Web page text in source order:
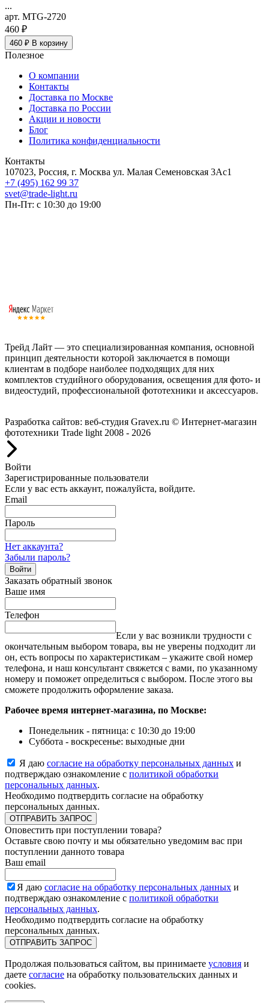
...
арт. MTG-2720
460 ₽
460 ₽ В корзину
Полезное
О компании
Контакты
Доставка по Москве
Доставка по России
Акции и новости
Блог
Политика конфиденциальности
Контакты
107023, Россия, г. Москва ул. Малая Семеновская 3Ас1
+7 (495) 162 99 37
svet@trade-light.ru
Пн-Пт: с 10:30 до 19:00
Трейд Лайт — это специализированная компания, основной
принцип деятельности которой заключается в помощи
клиентам в подборе наиболее подходящих для них
комплектов студийного оборудования, освещения для фото- и
видеостудий, профессиональной фототехники и аксессуаров.
Разработка сайтов: веб-студия Gravex.ru © Интернет-магазин
фототехники Trade light 2008 - 2026
Войти
Зарегистрированные пользователи
Если у вас есть аккаунт, пожалуйста, войдите.
Email
Пароль
Нет аккаунта?
Забыли пароль?
Войти
Заказать обратный звонок
Ваше имя
Телефон
Если у вас возникли трудности с
окончательным выбором товара, вы не уверены подходит ли
он, есть вопросы по характеристикам – укажите свой номер
телефона, и наш консультант свяжется с вами, по указанному
номеру и поможет определиться с выбором. После этого вы
сможете продолжить оформление заказа.
Рабочее время интернет-магазина, по Москве:
Понедельник - пятница: с 10:30 до 19:00
Суббота - воскресенье: выходные дни
Я даю согласие на обработку персональных данных и
подтверждаю ознакомление с политикой обработки
персональных данных.
Необходимо подтвердить согласие на обработку
персональных данных.
ОТПРАВИТЬ ЗАПРОС
Оповестить при поступлении товара?
Оставьте свою почту и мы обязательно уведомим вас при
поступлении данното товара
Ваш email
Я даю согласие на обработку персональных данных и
подтверждаю ознакомление с политикой обработки
персональных данных.
Необходимо подтвердить согласие на обработку
персональных данных.
ОТПРАВИТЬ ЗАПРОС
Продолжая пользоваться сайтом, вы принимаете условия и
даете согласие на обработку пользовательских данных и
cookies.